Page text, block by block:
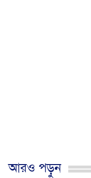
আরও পড়ুন